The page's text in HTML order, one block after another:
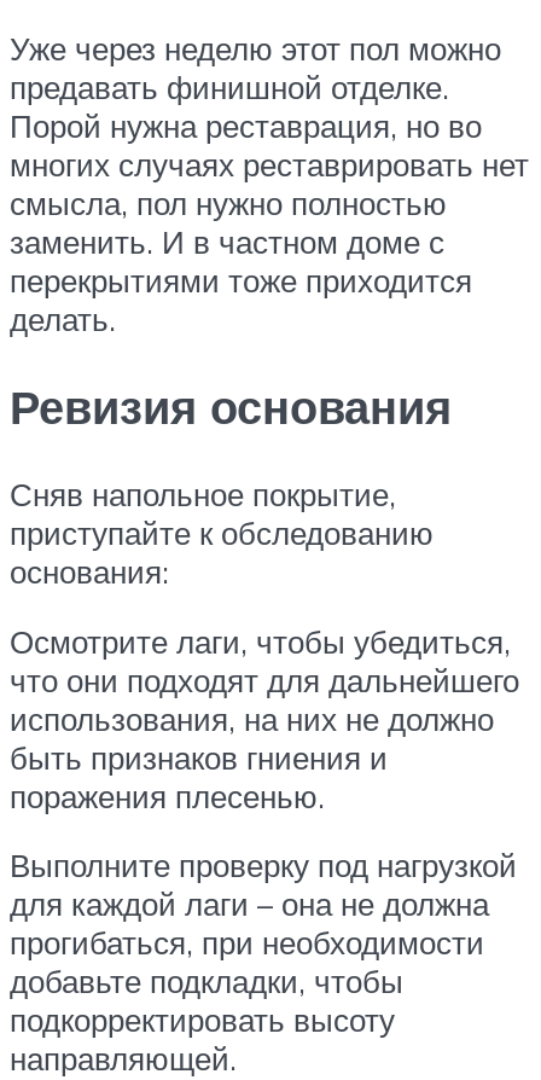
Уже через неделю этот пол можно
предавать финишной отделке.
Порой нужна реставрация, но во
многих случаях реставрировать нет
смысла, пол нужно полностью
заменить. И в частном доме с
перекрытиями тоже приходится
делать.
Ревизия основания
Сняв напольное покрытие,
приступайте к обследованию
основания:
Осмотрите лаги, чтобы убедиться,
что они подходят для дальнейшего
использования, на них не должно
быть признаков гниения и
поражения плесенью.
Выполните проверку под нагрузкой
для каждой лаги – она не должна
прогибаться, при необходимости
добавьте подкладки, чтобы
подкорректировать высоту
направляющей.